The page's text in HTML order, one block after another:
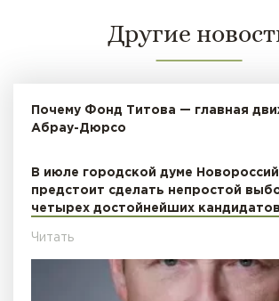
Другие
Почему Фонд Титова — главная
Абрау-Дюрсо
В июле городской думе
предстоит сделать непростой
четырех достойнейших
Читать